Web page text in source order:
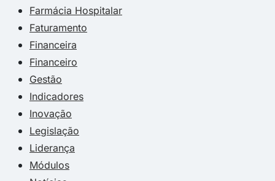
Farmácia Hospitalar
Faturamento
Financeira
Financeiro
Gestão
Indicadores
Inovação
Legislação
Liderança
Módulos